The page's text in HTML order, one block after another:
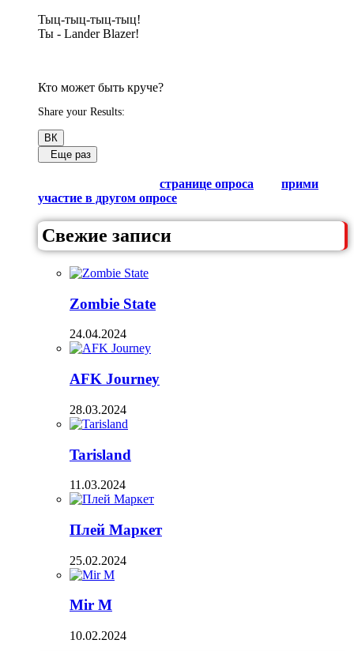
Тыц-тыц-тыц-тыц!
Ты - Lander Blazer!
Кто может быть круче?
Share your Results:
ВК
Еще раз
странице опроса
прими
участие в другом опросе
Свежие записи
Zombie State
24.04.2024
AFK Journey
28.03.2024
Tarisland
11.03.2024
Плей Маркет
25.02.2024
Mir M
10.02.2024